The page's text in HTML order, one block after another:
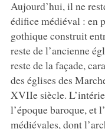
Aujourd’hui, il ne
édifice médiéval : en
gothique construit
reste de l’ancienne
reste de la façade,
des églises des
XVIIe siècle.
l’époque baroque, et
médiévales, dont